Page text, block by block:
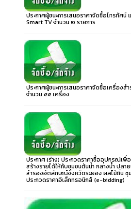
ประกาศผู้ชนะการเสนอราคาจัดซื้อโทรทัศน์
Smart TV จำนวน ๒ รายการ
ประกาศผู้ชนะการเสนอราคาจัดซื้อเครื่องส
จำนวน ๔๕ เครื่อง
ประกาศ (ร่าง) ประกวดราคาซื้ออุปกรณ์เพื่
สร้างรายได้ให้กับชุมชนต้นน้ำ กลางน้ำ ปล
สำรองอัตลักษณ์จังหวัดระยอง ผลไม้ถิ่น ชุ
ประกวดราคาอิเล็กทรอนิกส์ (e-bidding)